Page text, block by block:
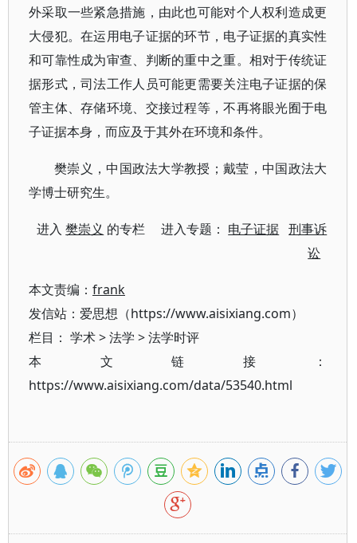
外采取一些紧急措施，由此也可能对个人权利造成更
大侵犯。在运用电子证据的环节，电子证据的真实性
和可靠性成为审查、判断的重中之重。相对于传统证
据形式，司法工作人员可能更需要关注电子证据的保
管主体、存储环境、交接过程等，不再将眼光囿于电
子证据本身，而应及于其外在环境和条件。
樊崇义，中国政法大学教授；戴莹，中国政法大
学博士研究生。
进入樊崇义 的专栏 进入专题： 电子证据 刑事诉
讼
本文责编： frank
发信站：爱思想（https://www.aisixiang.com）
栏目： 学术>法学 >法学时评
本文链接：
https://www.aisixiang.com/data/53540.html